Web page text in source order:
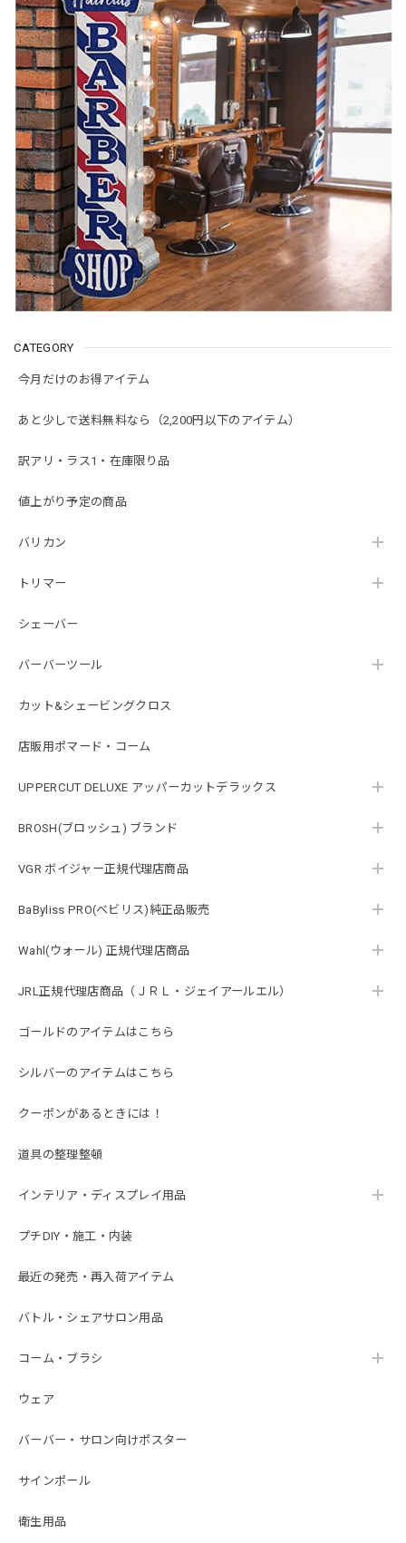
CATEGORY
今月だけのお得アイテム
あと少しで送料無料なら（2,200円以下のアイテム）
訳アリ・ラス1・在庫限り品
値上がり予定の商品
バリカン
トリマー
シェーバー
バーバーツール
カット&シェービングクロス
店販用ポマード・コーム
UPPERCUT DELUXE アッパーカットデラックス
BROSH(ブロッシュ) ブランド
VGR ボイジャー正規代理店商品
BaByliss PRO(ベビリス)純正品販売
Wahl(ウォール) 正規代理店商品
JRL正規代理店商品（ＪＲＬ・ジェイアールエル）
ゴールドのアイテムはこちら
シルバーのアイテムはこちら
クーポンがあるときには！
道具の整理整頓
インテリア・ディスプレイ用品
プチDIY・施工・内装
最近の発売・再入荷アイテム
バトル・シェアサロン用品
コーム・ブラシ
ウェア
バーバー・サロン向けポスター
サインポール
衛生用品